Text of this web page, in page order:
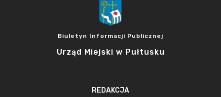
Biuletyn Informacji Publicznej
Urząd Miejski w Pułtusku
REDAKCJA